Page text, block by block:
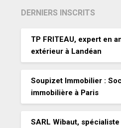
DERNIERS INSCRITS
TP FRITEAU, expert en
extérieur à Landéan
Soupizet Immobilier :
immobilière à Paris
SARL Wibaut,